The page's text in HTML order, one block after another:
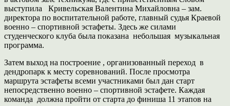
выступила Кривельская Валентина Михайловна – зам.
директора по воспитательной работе, главный судья Краевой
военно – спортивной эстафеты. Здесь же силами
студенческого клуба была показана небольшая музыкальная
программа.
Затем выход на построение , организованный переход в
дендропарк к месту соревнований. После просмотра
маршрута эстафеты всеми участниками был дан старт
непосредственно военно – спортивной эстафете. Каждая
команда должна пройти от старта до финиша 11 этапов на